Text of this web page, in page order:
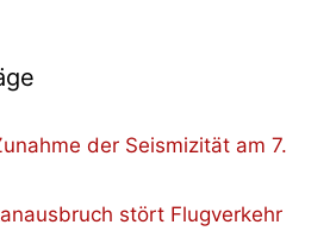
der Seismizität am 7.
stört Flugverkehr